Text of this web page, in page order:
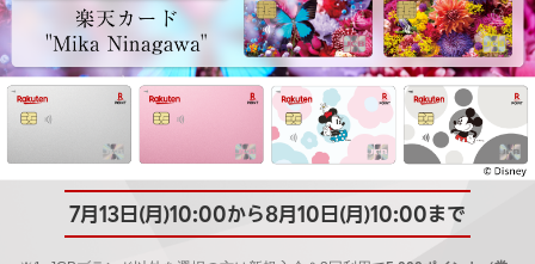
7月13日(月)10:00から8月10日(月)10:00まで